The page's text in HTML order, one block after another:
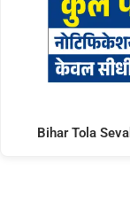
Bihar Tola